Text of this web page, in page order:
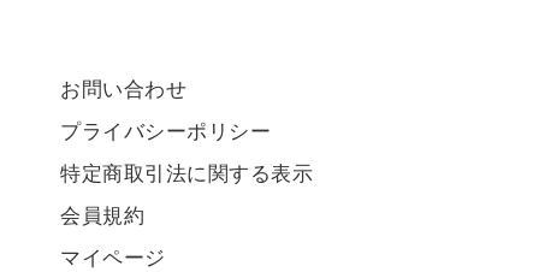
お問い合わせ
プライバシーポリシー
特定商取引法に関する表示
会員規約
マイページ